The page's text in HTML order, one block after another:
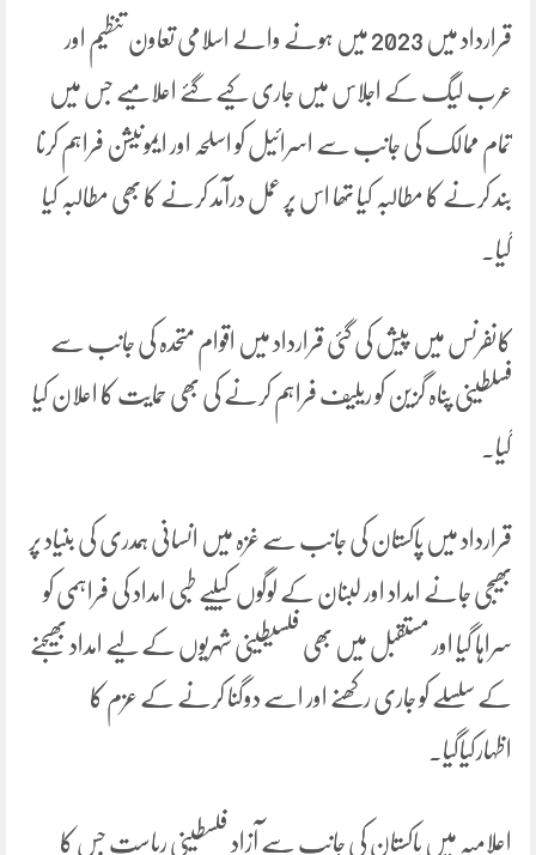
قرارداد میں 2023 میں ہونے والے اسلامی تعاون تنظیم اور
عرب لیگ کے اجلاس میں جاری کیے گئے اعلامیے جس میں
تمام ممالک کی جانب سے اسرائیل کو اسلحہ اور ایمونیشن فراہم کرنا
بند کرنے کا مطالبہ کیا تھا اس پر عمل درآمد کرنے کا بھی مطالبہ کیا
گیا۔
کانفرنس میں پیش کی گئی قرارداد میں اقوام متحدہ کی جانب سے
فسلطینی پناہ گزین کو ریلیف فراہم کرنے کی بھی حمایت کا اعلان کیا
گیا۔
قرارداد میں پاکستان کی جانب سے غزہ میں انسانی ہمدری کی بنیاد پر
بھیجی جانے امداد اور لبنان کے لوگوں کیلیے طبی امداد کی فراہمی کو
سراہا گیا اور مستقبل میں بھی فلسیطینی شہریوں کے لیے امداد بھیجنے
کے سلسلے کو جاری رکھنے اور اسے دوگنا کرنے کے عزم کا
اظہارکیاگیا۔
اعلامیہ میں پاکستان کی جانب سے آزاد فلسطینی ریاست جس کا